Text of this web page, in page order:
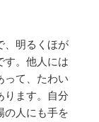
、明るくほが
す。他人には
って、たわい
ります。自分
の人にも手を